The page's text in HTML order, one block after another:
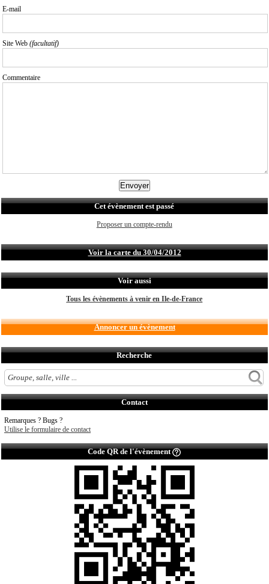
E-mail
Site Web (facultatif)
Commentaire
Cet évènement est passé
Proposer un compte-rendu
Voir la carte du 30/04/2012
Voir aussi
Tous les évènements à venir en Ile-de-France
Annoncer un évènement
Recherche
Contact
Remarques ? Bugs ?
Utilise le formulaire de contact
Code QR de l'évènement